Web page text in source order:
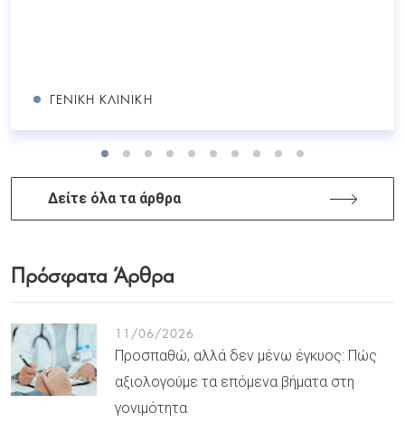
ΓΕΝΙΚΉ ΚΛΙΝΙΚΉ
Δείτε όλα τα άρθρα
Πρόσφατα Άρθρα
11/06/2026
Προσπαθώ, αλλά δεν μένω έγκυος: Πώς
αξιολογούμε τα επόμενα βήματα στη
γονιμότητα